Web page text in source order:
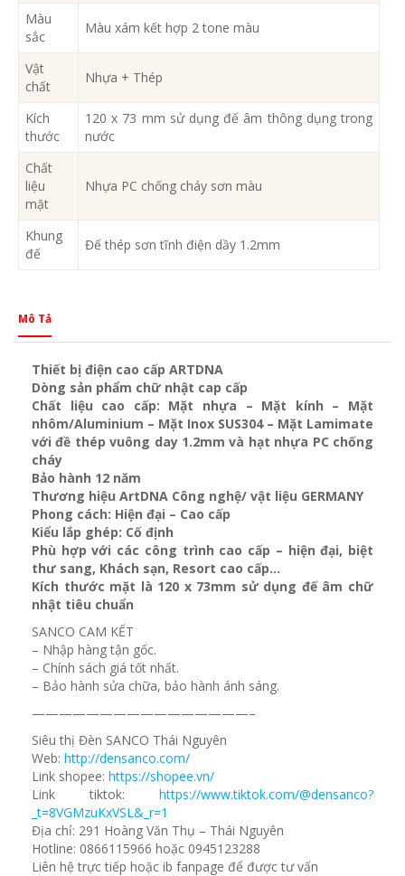
Màu
sắc
Màu xám kết hợp 2 tone màu
Vật
chất
Nhựa + Thép
Kích
thước
120 x 73 mm sử dụng đế âm thông dụng trong
nước
Chất
liệu
mặt
Nhựa PC chống cháy sơn màu
Khung
đế
Đế thép sơn tĩnh điện dầy 1.2mm
Mô Tả
Thiết bị điện cao cấp ARTDNA
Dòng sản phẩm chữ nhật cap cấp
Chất liệu cao cấp: Mặt nhựa – Mặt kính – Mặt
nhôm/Aluminium – Mặt Inox SUS304 – Mặt Lamimate
với đề thép vuông day 1.2mm và hạt nhựa PC chống
cháy
Bảo hành 12 năm
Thương hiệu ArtDNA Công nghệ/ vật liệu GERMANY
Phong cách: Hiện đại – Cao cấp
Kiểu lắp ghép: Cố định
Phù hợp với các công trình cao cấp – hiện đại, biệt
thư sang, Khách sạn, Resort cao cấp…
Kích thước mặt là 120 x 73mm sử dụng đế âm chữ
nhật tiêu chuẩn
SANCO CAM KẾT
– Nhập hàng tận gốc.
– Chính sách giá tốt nhất.
– Bảo hành sửa chữa, bảo hành ánh sáng.
————————————————–
Siêu thị Đèn SANCO Thái Nguyên
Web: http://densanco.com/
Link shopee: https://shopee.vn/
Link tiktok: https://www.tiktok.com/@densanco?
_t=8VGMzuKxVSL&_r=1
Địa chỉ: 291 Hoàng Văn Thụ – Thái Nguyên
Hotline: 0866115966 hoặc 0945123288
Liên hệ trực tiếp hoặc ib fanpage để được tư vấn